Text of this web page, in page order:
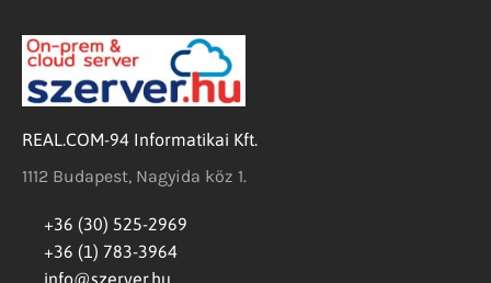
REAL.COM-94 Informatikai Kft.
1112 Budapest, Nagyida köz 1.
+36 (30) 525-2969
+36 (1) 783-3964
info@szerver.hu